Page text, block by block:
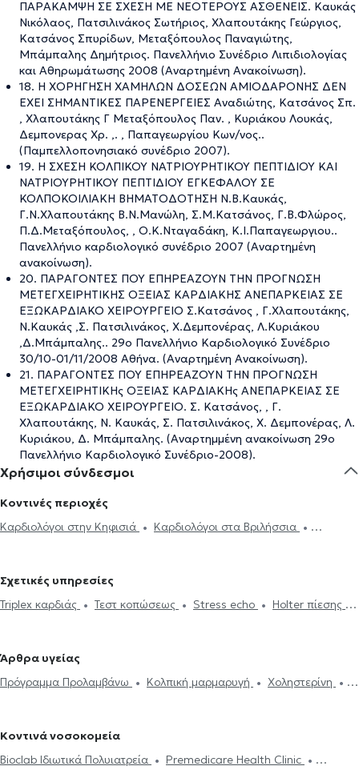
ΠΑΡΑΚΑΜΨΗ ΣΕ ΣΧΕΣΗ ΜΕ ΝΕΟΤΕΡΟΥΣ ΑΣΘΕΝΕΙΣ. Καυκάς
Νικόλαος, Πατσιλινάκος Σωτήριος, Χλαπουτάκης Γεώργιος,
Κατσάνος Σπυρίδων, Μεταξόπουλος Παναγιώτης,
Μπάμπαλης Δημήτριος. Πανελλήνιο Συνέδριο Λιπιδιολογίας
και Αθηρωμάτωσης 2008 (Αναρτημένη Ανακοίνωση).
18. Η ΧΟΡΗΓΗΣΗ ΧΑΜΗΛΩΝ ΔΟΣΕΩΝ ΑΜΙΟΔΑΡΟΝΗΣ ΔΕΝ
ΕΧΕΙ ΣΗΜΑΝΤΙΚΕΣ ΠΑΡΕΝΕΡΓΕΙΕΣ Αναδιώτης, Κατσάνος Σπ.
, Χλαπουτάκης Γ Μεταξόπουλος Παν. , Κυριάκου Λουκάς,
Δεμπονερας Χρ. ,. , Παπαγεωργίου Κων/νος..
(Παμπελλοπονησιακό συνέδριο 2007).
19. Η ΣΧΕΣΗ ΚΟΛΠΙΚΟΥ ΝΑΤΡΙΟΥΡΗΤΙΚΟΥ ΠΕΠΤΙΔΙΟΥ ΚΑΙ
ΝΑΤΡΙΟΥΡΗΤΙΚΟΥ ΠΕΠΤΙΔΙΟΥ ΕΓΚΕΦΑΛΟΥ ΣΕ
ΚΟΛΠΟΚΟΙΛΙΑΚΗ ΒΗΜΑΤΟΔΟΤΗΣΗ Ν.Β.Καυκάς,
Γ.Ν.Χλαπουτάκης Β.Ν.Μανώλη, Σ.Μ.Κατσάνος, Γ.Β.Φλώρος,
Π.Δ.Μεταξόπουλος, , Ο.Κ.Νταγαδάκη, Κ.Ι.Παπαγεωργιου..
Πανελλήνιο καρδιολογικό συνέδριο 2007 (Αναρτημένη
ανακοίνωση).
20. ΠΑΡΑΓΟΝΤΕΣ ΠΟΥ ΕΠΗΡΕΑΖΟΥΝ ΤΗΝ ΠΡΟΓΝΩΣΗ
ΜΕΤΕΓΧΕΙΡΗΤΙΚΗΣ ΟΞΕΙΑΣ ΚΑΡΔΙΑΚΗΣ ΑΝΕΠΑΡΚΕΙΑΣ ΣΕ
ΕΞΩΚΑΡΔΙΑΚΟ ΧΕΙΡΟΥΡΓΕΙΟ Σ.Κατσάνος , Γ.Χλαπουτάκης,
Ν.Καυκάς ,Σ. Πατσιλινάκος, Χ.Δεμπονέρας, Λ.Κυριάκου
,Δ.Μπάμπαλης.. 29ο Πανελλήνιο Καρδιολογικό Συνέδριο
30/10-01/11/2008 Αθήνα. (Αναρτημένη Ανακοίνωση).
21. ΠΑΡΑΓΟΝΤΕΣ ΠΟΥ ΕΠΗΡΕΑΖΟΥΝ ΤΗΝ ΠΡΟΓΝΩΣΗ
ΜΕΤΕΓΧΕΙΡΗΤΙΚΗς ΟΞΕΙΑΣ ΚΑΡΔΙΑΚΗς ΑΝΕΠΑΡΚΕΙΑΣ ΣΕ
ΕΞΩΚΑΡΔΙΑΚΟ ΧΕΙΡΟΥΡΓΕΙΟ. Σ. Κατσάνος, , Γ.
Χλαπουτάκης, Ν. Καυκάς, Σ. Πατσιλινάκος, Χ. Δεμπονέρας, Λ.
Κυριάκου, Δ. Μπάμπαλης. (Αναρτημμένη ανακοίνωση 29ο
Πανελλήνιο Καρδιολογικό Συνέδριο-2008).
Χρήσιμοι σύνδεσμοι
Κοντινές περιοχές
Καρδιολόγοι στην Κηφισιά
Καρδιολόγοι στα Βριλήσσια
Καρδιολόγοι στη Μεταμόρφωση
Παρασκευή
Καρδιολόγοι στον Γέρακα
Καρδιολόγοι στον
Καρδιολόγοι στο Γαλάτσι
στα Άνω Πατήσια
Καρδιολόγοι στα Πατήσια
Καρδιολόγοι στους
Σχετικές υπηρεσίες
Triplex καρδιάς
Τεστ κοπώσεως Stress echo
Holter πίεσης
έλεγχος
'Eμφραγμα συμπτώματα
στήθος
Πνευμονική υπέρταση
Μυοκαρδιοπάθεια
Βηματοδότης
Μαγνητική τομογραφία καρδιάς
Άρθρα υγείας
Πρόγραμμα Προλαμβάνω
Κολπική μαρμαρυγή
Χοληστερίνη
Κοντινά νοσοκομεία
Bioclab Ιδιωτικά Πολυιατρεία
Premedicare Health Clinic